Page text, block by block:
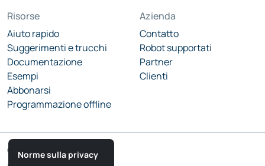
Risorse
Aiuto rapido
Suggerimenti e trucchi
Documentazione
Esempi
Abbonarsi
Programmazione offline
Azienda
Contatto
Robot supportati
Partner
Clienti
Comunità
Norme sulla privacy